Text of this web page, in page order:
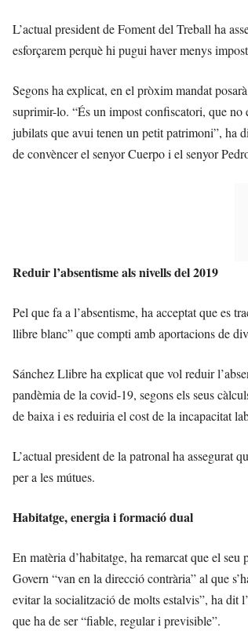
L’actual president de Foment del Treball ha
esforçarem perquè hi pugui haver menys
Segons ha explicat, en el pròxim mandat
suprimir-lo. “És un impost confiscatori, que no
jubilats que avui tenen un petit patrimoni”, ha
de convèncer el senyor Cuerpo i el senyor
Reduir l’absentisme als nivells del 2019
Pel que fa a l’absentisme, ha acceptat que es
llibre blanc” que compti amb aportacions de
Sánchez Llibre ha explicat que vol reduir
pandèmia de la covid-19, segons els seus
de baixa i es reduiria el cost de la incapacitat
L’actual president de la patronal ha assegurat
per a les mútues.
Habitatge, energia i formació dual
En matèria d’habitatge, ha remarcat que el
Govern “van en la direcció contrària” al que
evitar la socialització de molts estalvis”, ha dit
que ha de ser “fiable, regular i previsible”.